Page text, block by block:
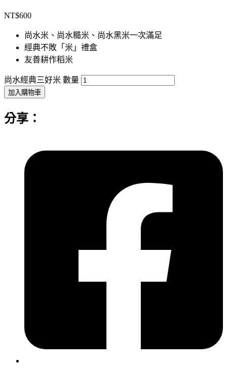
NT$600
尚水米、尚水糙米、尚水黑米一次滿足
經典不敗「米」禮盒
友善耕作稻米
尚水經典三好米 數量
加入購物車
分享：